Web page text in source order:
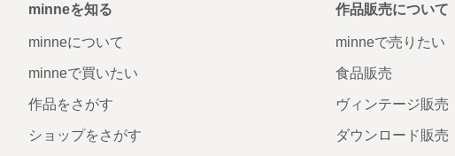
minneを知る
minneについて
minneで買いたい
作品をさがす
ショップをさがす
作品販売について
minneで売りたい
食品販売
ヴィンテージ販売
ダウンロード販売